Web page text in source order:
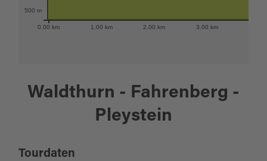
0.00 km 1.00 km 2.00 km 3.00 km
500 m
Waldthurn - Fahrenberg -
Pleystein
Tourdaten